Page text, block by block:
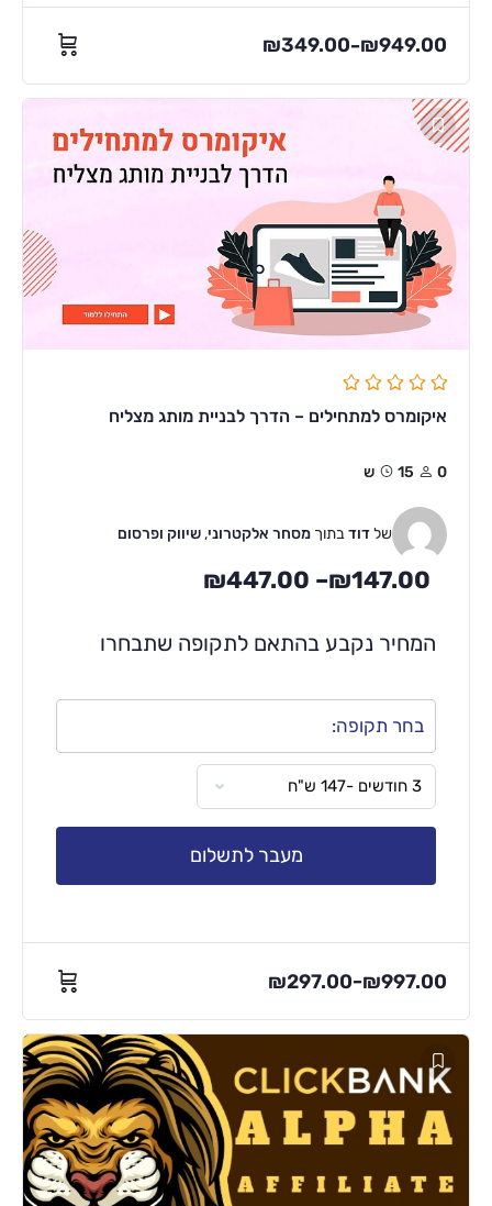
₪349.00–₪949.00
איקומרס למתחילים – הדרך לבניית מותג מצליח
0 15ש
שלדודבתוך מסחר אלקטרוני, שיווק ופרסום
₪147.00
–
₪447.00
המחיר נקבע בהתאם לתקופה שתבחרו
בחר תקופה:
מעבר לתשלום
₪297.00–₪997.00